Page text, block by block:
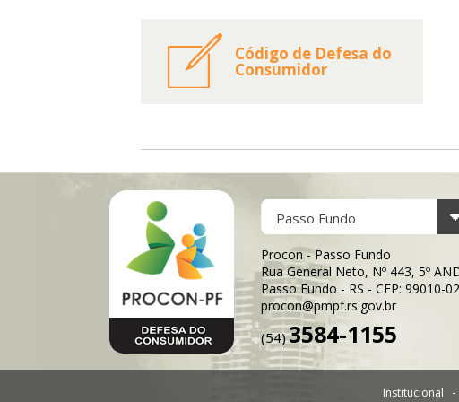
Código de Defesa do
Consumidor
Passo Fundo
Procon - Passo Fundo
Rua General Neto, Nº 443, 5º
Passo Fundo - RS - CEP: 99010-
procon@pmpf.rs.gov.br
(54)3584-1155
Institucional